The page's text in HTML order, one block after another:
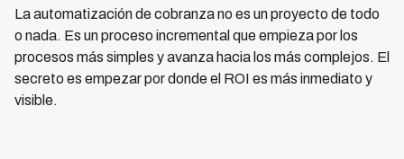
La automatización de cobranza no es un proyecto de todo
o nada. Es un proceso incremental que empieza por los
procesos más simples y avanza hacia los más complejos. El
secreto es empezar por donde el ROI es más inmediato y
visible.